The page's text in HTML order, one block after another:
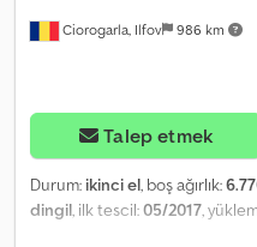
Ciorogarla, Ilfov 986 km
Talep etmek
Durum: ikinci el, boş ağırlık:
dingil , ilk tescil:05/2017 ,
2.480